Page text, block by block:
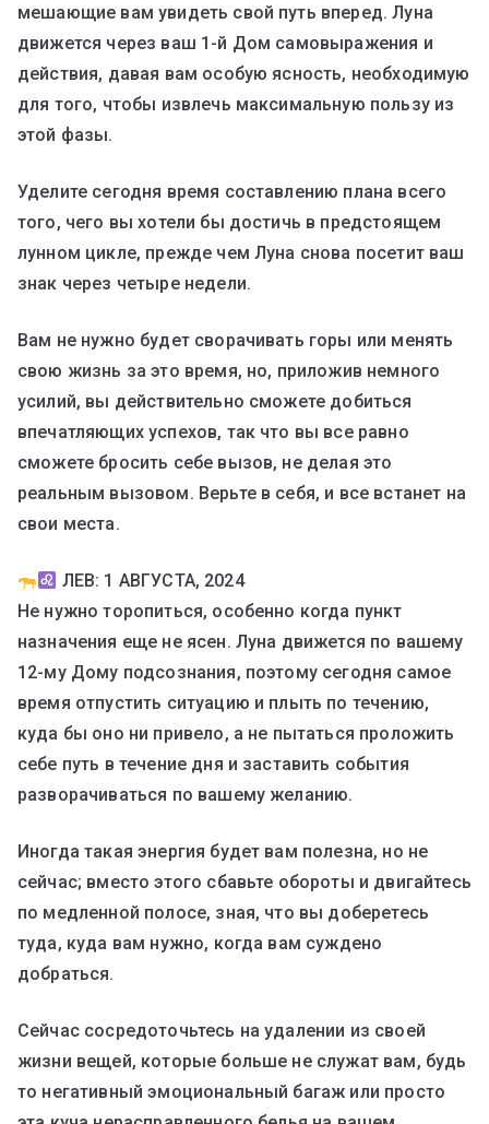
мешающие вам увидеть свой путь вперед. Луна
движется через ваш 1-й Дом самовыражения и
действия, давая вам особую ясность, необходимую
для того, чтобы извлечь максимальную пользу из
этой фазы.
Уделите сегодня время составлению плана всего
того, чего вы хотели бы достичь в предстоящем
лунном цикле, прежде чем Луна снова посетит ваш
знак через четыре недели.
Вам не нужно будет сворачивать горы или менять
свою жизнь за это время, но, приложив немного
усилий, вы действительно сможете добиться
впечатляющих успехов, так что вы все равно
сможете бросить себе вызов, не делая это
реальным вызовом. Верьте в себя, и все встанет на
свои места.
ЛЕВ: 1 АВГУСТА, 2024
Не нужно торопиться, особенно когда пункт
назначения еще не ясен. Луна движется по вашему
12-му Дому подсознания, поэтому сегодня самое
время отпустить ситуацию и плыть по течению,
куда бы оно ни привело, а не пытаться проложить
себе путь в течение дня и заставить события
разворачиваться по вашему желанию.
Иногда такая энергия будет вам полезна, но не
сейчас; вместо этого сбавьте обороты и двигайтесь
по медленной полосе, зная, что вы доберетесь
туда, куда вам нужно, когда вам суждено
добраться.
Сейчас сосредоточьтесь на удалении из своей
жизни вещей, которые больше не служат вам, будь
то негативный эмоциональный багаж или просто